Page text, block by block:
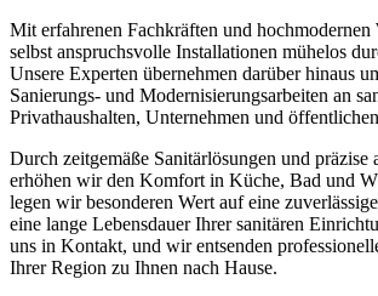
Mit erfahrenen Fachkräften und hochmodernen
selbst anspruchsvolle Installationen mühelos
Unsere Experten übernehmen darüber hinaus
Sanierungs- und Modernisierungsarbeiten an
Privathaushalten, Unternehmen und
Durch zeitgemäße Sanitärlösungen und präzise
erhöhen wir den Komfort in Küche, Bad und
legen wir besonderen Wert auf eine
eine lange Lebensdauer Ihrer sanitären
uns in Kontakt, und wir entsenden
Ihrer Region zu Ihnen nach Hause.